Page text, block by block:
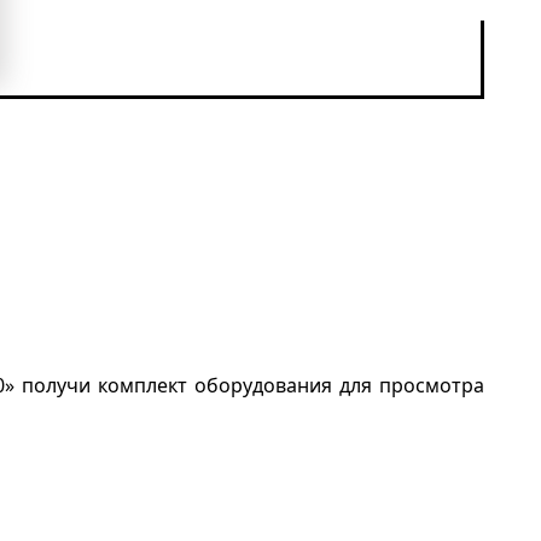
получи комплект оборудования для просмотра